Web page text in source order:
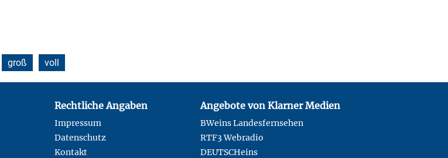
groß voll
Rechtliche Angaben
Impressum
Datenschutz
Kontakt
Angebote von Klarner Medien
BWeins Landesfernsehen
RTF3 Webradio
DEUTSCHeins